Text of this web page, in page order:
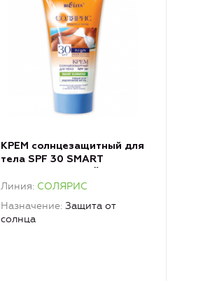
КРЕМ солнцезащитный для
тела SPF 30 SMART
МОДЕЛИРОВАНИЕ
Линия СОЛЯРИС
Назначение Защита от
солнца